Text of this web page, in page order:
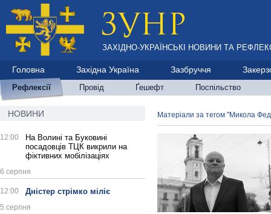
ЗАХІДНО-УКРАЇНСЬКІ НОВИНИ ТА
Головна Західна Україна Зазбруччя
Рефлексії Провід Ґешефт Поспільство
НОВИНИ
12:00
На Волині та Буковині
посадовців ТЦК викрили на
фіктивних мобілізаціях
6 серпня
12:00 Дністер стрімко міліє
5 серпня
Матеріали за тегом "Микола